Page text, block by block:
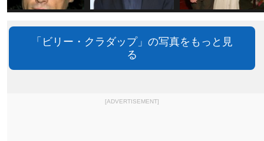
「ビリー・クラダップ」の写真をもっと見
る
[ADVERTISEMENT]